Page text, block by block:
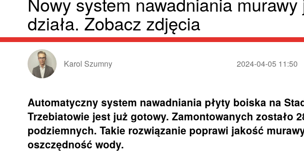
działa. Zobacz zdjęcia
Karol Szumny 2024-04-05 11:50
Automatyczny system nawadniania płyty boiska na
Trzebiatowie jest już gotowy. Zamontowanych zostało
podziemnych. Takie rozwiązanie poprawi jakość
oszczędność wody.